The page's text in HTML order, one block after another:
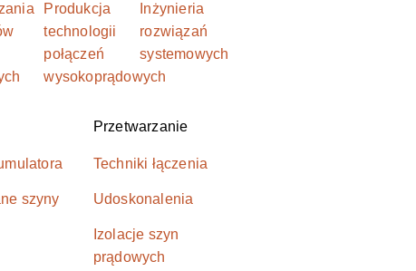
Produkcja
technologii
połączeń
wysokoprądowych
Inżynieria
rozwiązań
systemowych
szyny
Przetwarzanie
Techniki łączenia
Udoskonalenia
Izolacje szyn
prądowych